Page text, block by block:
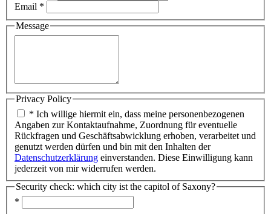
Email *
Message
Privacy Policy
* Ich willige hiermit ein, dass meine personenbezogenen
Angaben zur Kontaktaufnahme, Zuordnung für eventuelle
Rückfragen und Geschäftsabwicklung erhoben, verarbeitet und
genutzt werden dürfen und bin mit den Inhalten der
Datenschutzerklärung einverstanden. Diese Einwilligung kann
jederzeit von mir widerrufen werden.
Security check: which city ist the capitol of Saxony?
*